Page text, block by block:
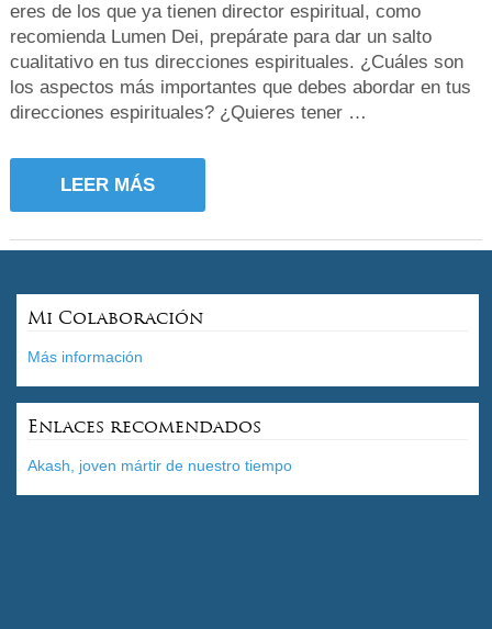
eres de los que ya tienen director espiritual, como
recomienda Lumen Dei, prepárate para dar un salto
cualitativo en tus direcciones espirituales. ¿Cuáles son
los aspectos más importantes que debes abordar en tus
direcciones espirituales? ¿Quieres tener …
LEER MÁS
Mi Colaboración
Más información
Enlaces recomendados
Akash, joven mártir de nuestro tiempo